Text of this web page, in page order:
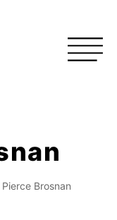
Pierce Brosnan